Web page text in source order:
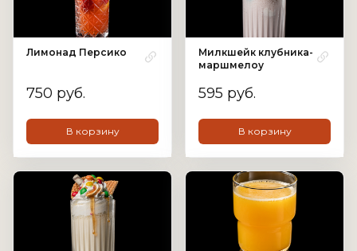
Лимонад Персико
750 руб.
В корзину
Милкшейк клубника-
маршмелоу
595 руб.
В корзину